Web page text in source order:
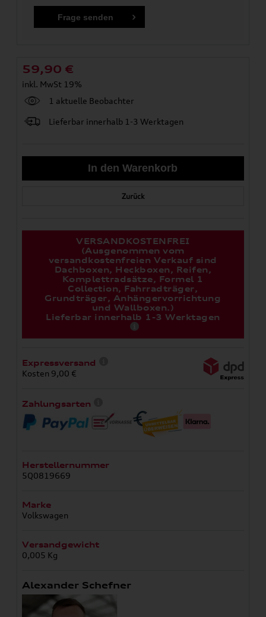
59,90 €
inkl. MwSt 19%
1 aktuelle Beobachter
Lieferbar innerhalb 1-3 Werktagen
Zurück
VERSANDKOSTENFREI
(Ausgenommen vom
versandkostenfreien Verkauf sind
Dachboxen, Heckboxen, Reifen,
Komplettradsätze, Formel 1
Collection, Fahrradträger,
Grundträger, Anhängervorrichtung
und Wallboxen.)
Lieferbar innerhalb 1-3 Werktagen
Expressversand
Kosten 9,00 €
Zahlungsarten
Herstellernummer
5Q0819669
Marke
Volkswagen
Versandgewicht
0,005 Kg
Alexander Schefner